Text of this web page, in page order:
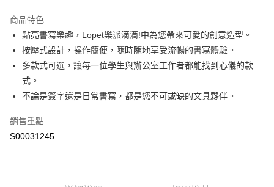
Apple Pay
街口支付
全盈+PAY
ATM付款
商品特色
點亮書寫樂趣，Lopet樂派滴滴!中為您帶來可愛的創意造型。
按壓式設計，操作簡便，隨時隨地享受流暢的書寫體驗。
多款式可選，讓每一位學生與辦公室工作者都能找到心儀的款
式。
不論是簽字還是日常書寫，都是您不可或缺的文具夥伴。
銷售重點
S00031245